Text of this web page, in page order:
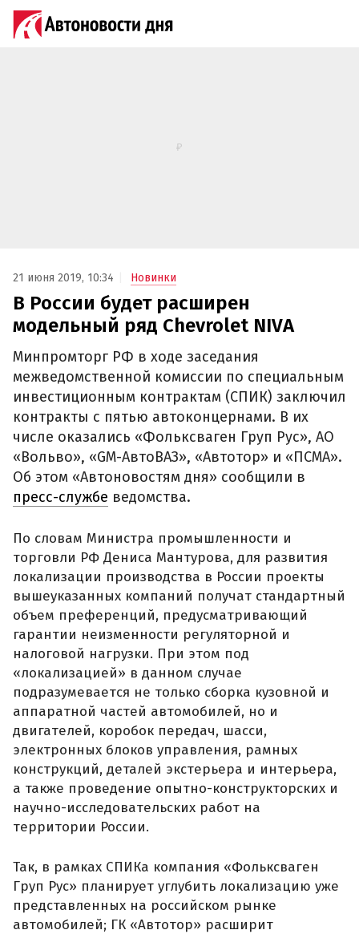
21 июня 2019, 10:34 Новинки
В России будет расширен
модельный ряд Chevrolet NIVA
Минпромторг РФ в ходе заседания
межведомственной комиссии по специальным
инвестиционным контрактам (СПИК) заключил
контракты с пятью автоконцернами. В их
числе оказались «Фольксваген Груп Рус», АО
«Вольво», «GM-АвтоВАЗ», «Автотор» и «ПСМА».
Об этом «Автоновостям дня» сообщили в
пресс-службе ведомства.
По словам Министра промышленности и
торговли РФ Дениса Мантурова, для развития
локализации производства в России проекты
вышеуказанных компаний получат стандартный
объем преференций, предусматривающий
гарантии неизменности регуляторной и
налоговой нагрузки. При этом под
«локализацией» в данном случае
подразумевается не только сборка кузовной и
аппаратной частей автомобилей, но и
двигателей, коробок передач, шасси,
электронных блоков управления, рамных
конструкций, деталей экстерьера и интерьера,
а также проведение опытно-конструкторских и
научно-исследовательских работ на
территории России.
Так, в рамках СПИКа компания «Фольксваген
Груп Рус» планирует углубить локализацию уже
представленных на российском рынке
автомобилей; ГК «Автотор» расширит